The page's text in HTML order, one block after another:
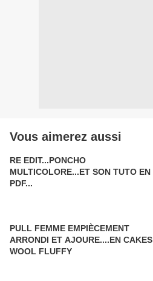
Vous aimerez aussi
RE EDIT...PONCHO
MULTICOLORE...ET SON TUTO EN
PDF...
PULL FEMME EMPIÈCEMENT
ARRONDI ET AJOURE....EN CAKES
WOOL FLUFFY